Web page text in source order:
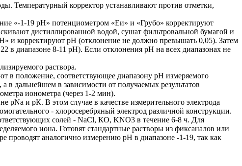
Температурный корректор устанавливают против отметки,
«-1-19 рН» потенциометром «Еи» и «Грубо» корректируют
дистиллированной водой, сушат фильтровальной бумагой и
и корректируют рН (отклонение не должно превышать 0,05). Затем
в диапазоне 8-11 рН). Если отклонения рН на всех диапазонах не
раствора.
в положение, соответствующее диапазону рН измеряемого
в дальнейшем в зависимости от получаемых результатов
ионометра (через 1-2 мин).
и рК. В этом случае в качестве измерительного электрода
- хлоросеребряный электрод различной конструкции.
солей - NaCl, КО, KNО3 в течение 6-8 ч. Для
иона. Готовят стандартные растворы из фиксаналов или
проводят аналогично измерению рН в диапазоне -1-19, так как